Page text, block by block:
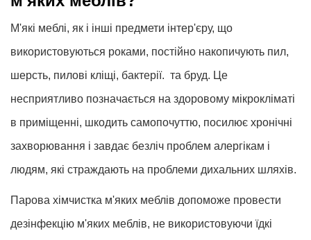
М'які меблі, як і інші предмети інтер'єру, що
використовуються роками, постійно накопичують пил,
шерсть, пилові кліщі, бактерії. та бруд. Це
несприятливо позначається на здоровому мікрокліматі
в приміщенні, шкодить самопочуттю, посилює хронічні
захворювання і завдає безліч проблем алергікам і
людям, які страждають на проблеми дихальних шляхів.
Парова хімчистка м'яких меблів допоможе провести
дезінфекцію м'яких меблів, не використовуючи їдкі